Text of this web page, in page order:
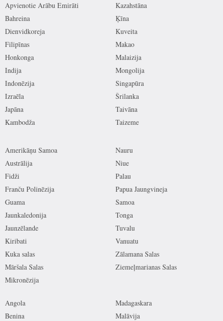
Apvienotie Arābu Emirāti
Bahreina
Dienvidkoreja
Filipīnas
Honkonga
Indija
Indonēzija
Izraēla
Japāna
Kambodža
Kazahstāna
Ķīna
Kuveita
Makao
Malaizija
Mongolija
Singapūra
Šrilanka
Taivāna
Taizeme
Amerikāņu Samoa
Austrālija
Fidži
Franču Polinēzija
Guama
Jaunkaledonija
Jaunzēlande
Kiribati
Kuka salas
Māršala Salas
Mikronēzija
Nauru
Niue
Palau
Papua Jaungvineja
Samoa
Tonga
Tuvalu
Vanuatu
Zālamana Salas
Ziemeļmarianas Salas
Angola
Benina
Madagaskara
Malāvija